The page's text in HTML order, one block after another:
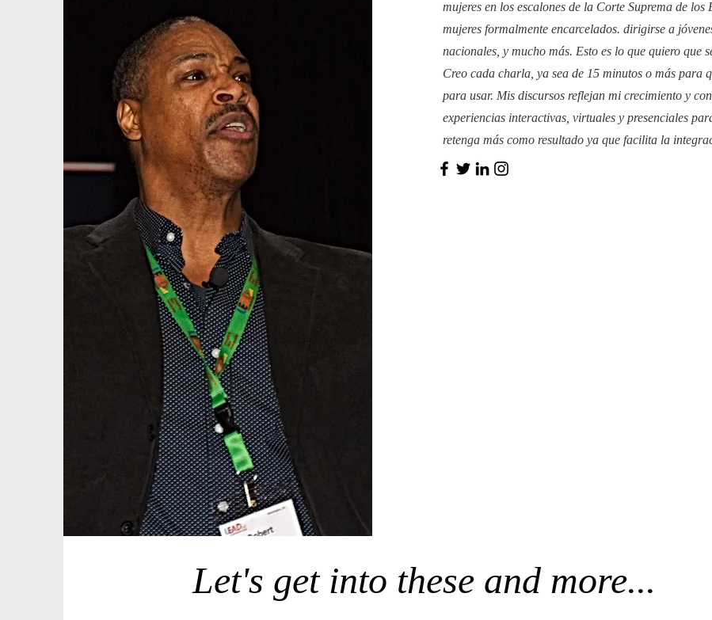
mujeres en los escalones de la Corte Suprema de
mujeres formalmente encarcelados. dirigirse a
nacionales, y mucho más. Esto es lo que quiero que
Creo cada charla, ya sea de 15 minutos o más para
para usar. Mis discursos reflejan mi crecimiento y
experiencias interactivas, virtuales y presenciales
retenga más como resultado ya que facilita la
Let's get into these and more...